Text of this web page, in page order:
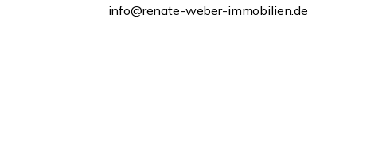
info@renate-weber-immobilien.de